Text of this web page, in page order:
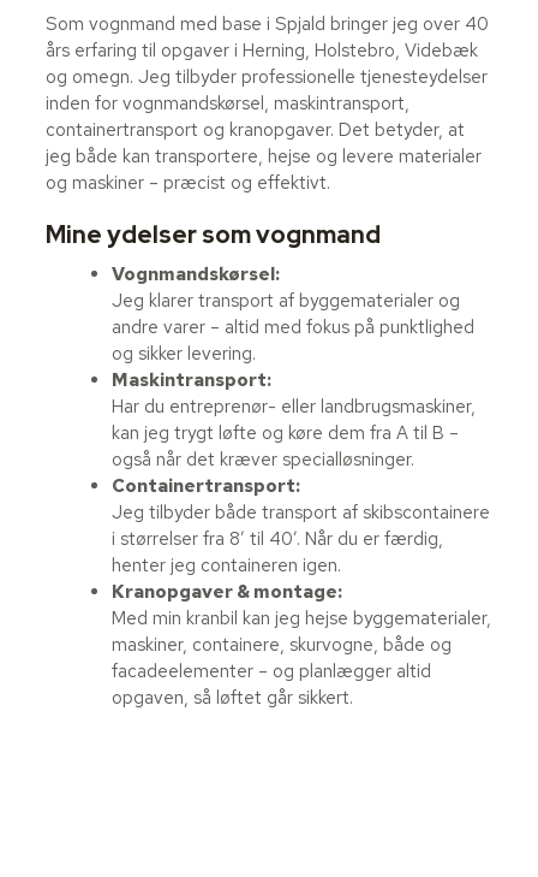
Som vognmand med base i Spjald bringer jeg over 40
års erfaring til opgaver i Herning, Holstebro, Videbæk
og omegn. Jeg tilbyder professionelle tjenesteydelser
inden for vognmandskørsel, maskintransport,
containertransport og kranopgaver. Det betyder, at
jeg både kan transportere, hejse og levere materialer
og maskiner – præcist og effektivt.
Mine ydelser som vognmand
Vognmandskørsel:
Jeg klarer transport af byggematerialer og
andre varer – altid med fokus på punktlighed
og sikker levering.
Maskintransport:
Har du entreprenør- eller landbrugsmaskiner,
kan jeg trygt løfte og køre dem fra A til B –
også når det kræver specialløsninger.
Containertransport:
Jeg tilbyder både transport af skibscontainere
i størrelser fra 8’ til 40’. Når du er færdig,
henter jeg containeren igen.
Kranopgaver & montage:
Med min kranbil kan jeg hejse byggematerialer,
maskiner, containere, skurvogne, både og
facadeelementer – og planlægger altid
opgaven, så løftet går sikkert.